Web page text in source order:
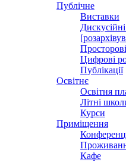
Публічне
Виставки
Цифрові
Публікації
Освітнє
Освітня
Літні
Курси
Приміщення
Кафе